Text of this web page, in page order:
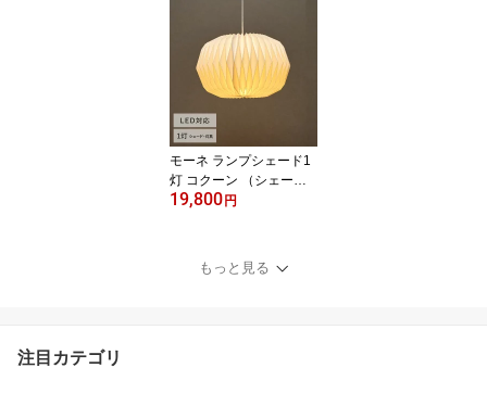
ライト 照明器具 テーブ
ルランプ おしゃれ 北欧
インテリア リビング 寝
室 玄関 ナチュラル 和
モーネ ランプシェード1
灯 コクーン （シェー
ド・灯具セット） HS32
具 照明 おしゃれ 北欧 イ
ンテリア ナチュラル 和
19,800 円
もっと見る
注目カテゴリ